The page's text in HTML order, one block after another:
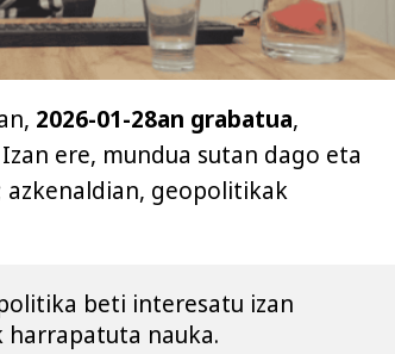
2026-01-28an grabatua,
ere, mundua sutan dago eta
azkenaldian, geopolitikak
beti interesatu izan
harrapatuta nauka.